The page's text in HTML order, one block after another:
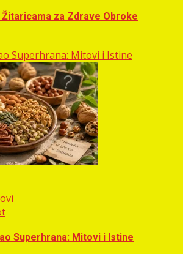
za Zdrave Obroke
Superhrana: Mitovi i Istine
Superhrana: Mitovi i Istine